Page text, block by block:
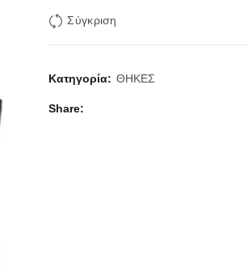
Σύγκριση
Κατηγορία: ΘΗΚΕΣ
Share